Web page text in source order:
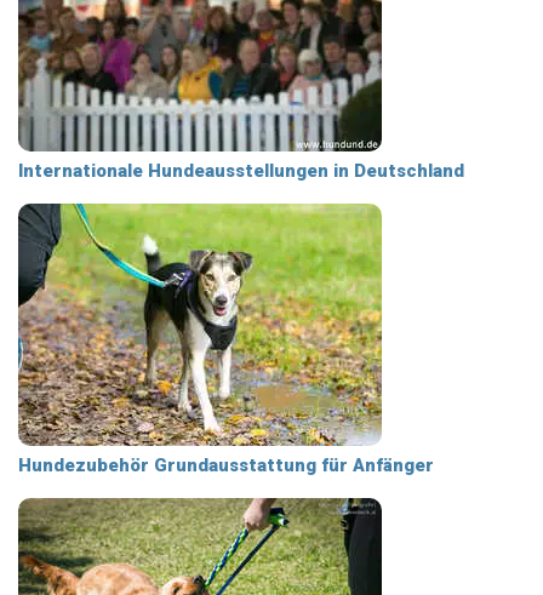
Internationale Hundeausstellungen in Deutschland
Hundezubehör Grundausstattung für Anfänger